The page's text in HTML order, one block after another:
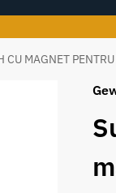
CU MAGNET PENTRU